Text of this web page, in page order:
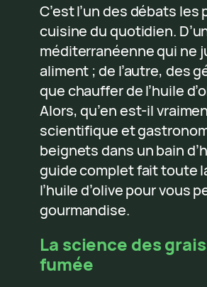
C’est l’un des débats
cuisine du quotidien.
méditerranéenne qui ne
aliment ; de l’autre, des
que chauffer de l’huile
Alors, qu’en est-il
scientifique et
beignets dans un bain
guide complet fait toute
l’huile d’olive pour vous
gourmandise.
La science des
fumée